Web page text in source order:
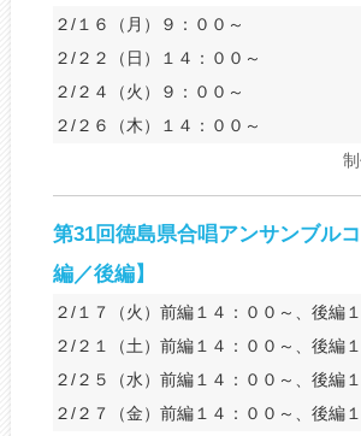
２/１６（月）９：００～
２/２２（日）１４：００～
２/２４（火）９：００～
２/２６（木）１４：００～
第31回徳島県合唱アンサンブル
編／後編】
２/１７（火）前編１４：００～、後編
２/２１（土）前編１４：００～、後編
２/２５（水）前編１４：００～、後編
２/２７（金）前編１４：００～、後編